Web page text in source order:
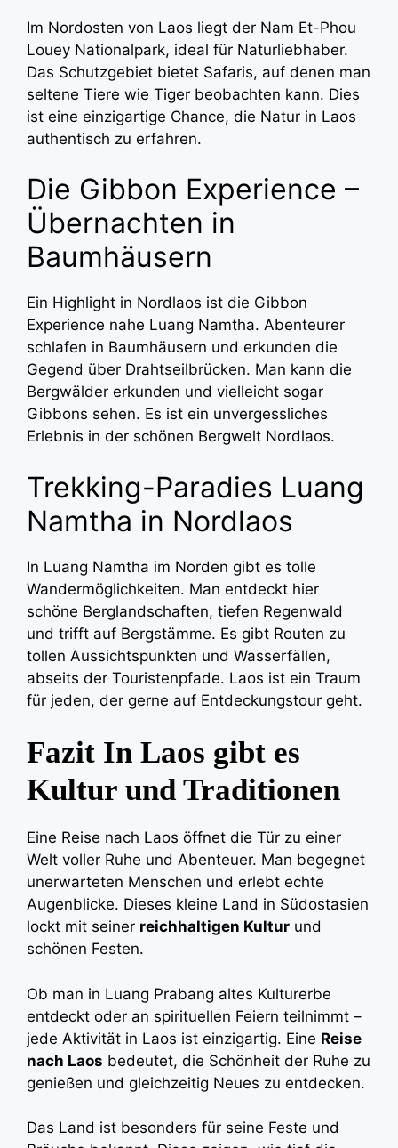
Im Nordosten von Laos liegt der Nam Et-Phou
Louey Nationalpark, ideal für Naturliebhaber.
Das Schutzgebiet bietet Safaris, auf denen man
seltene Tiere wie Tiger beobachten kann. Dies
ist eine einzigartige Chance, die Natur in Laos
authentisch zu erfahren.
Die Gibbon Experience –
Übernachten in
Baumhäusern
Ein Highlight in Nordlaos ist die Gibbon
Experience nahe Luang Namtha. Abenteurer
schlafen in Baumhäusern und erkunden die
Gegend über Drahtseilbrücken. Man kann die
Bergwälder erkunden und vielleicht sogar
Gibbons sehen. Es ist ein unvergessliches
Erlebnis in der schönen Bergwelt Nordlaos.
Trekking-Paradies Luang
Namtha in Nordlaos
In Luang Namtha im Norden gibt es tolle
Wandermöglichkeiten. Man entdeckt hier
schöne Berglandschaften, tiefen Regenwald
und trifft auf Bergstämme. Es gibt Routen zu
tollen Aussichtspunkten und Wasserfällen,
abseits der Touristenpfade. Laos ist ein Traum
für jeden, der gerne auf Entdeckungstour geht.
Fazit In Laos gibt es
Kultur und Traditionen
Eine Reise nach Laos öffnet die Tür zu einer
Welt voller Ruhe und Abenteuer. Man begegnet
unerwarteten Menschen und erlebt echte
Augenblicke. Dieses kleine Land in Südostasien
lockt mit seiner reichhaltigen Kultur und
schönen Festen.
Ob man in Luang Prabang altes Kulturerbe
entdeckt oder an spirituellen Feiern teilnimmt –
jede Aktivität in Laos ist einzigartig. Eine Reise
nach Laos bedeutet, die Schönheit der Ruhe zu
genießen und gleichzeitig Neues zu entdecken.
Das Land ist besonders für seine Feste und